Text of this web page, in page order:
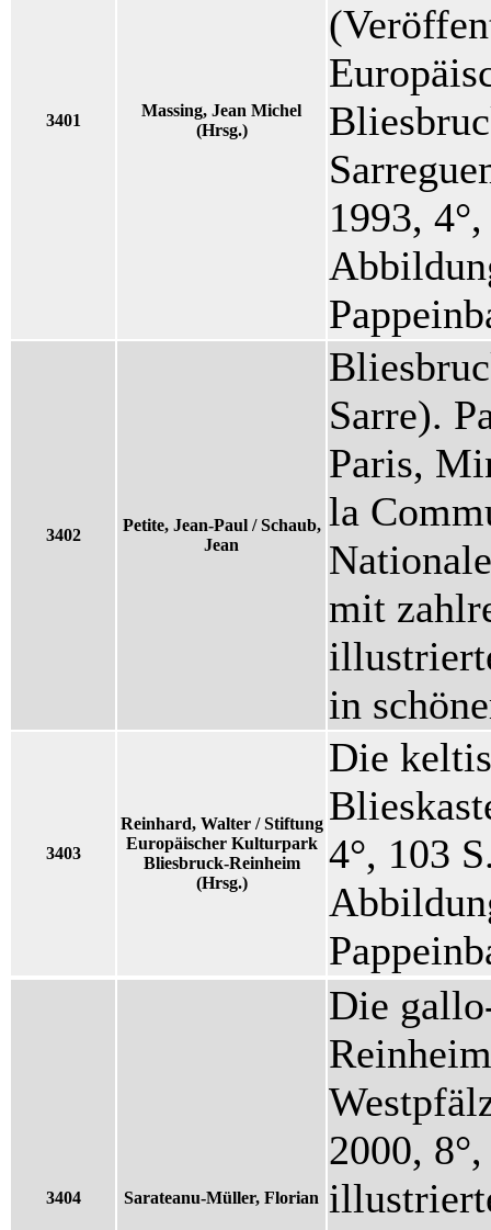
3401
Massing, Jean Michel
(Hrsg.)
1993,
3402
Petite, Jean-Paul / Schaub,
Jean
Sarre).
Paris,
la
mit
in
3403
Reinhard, Walter / Stiftung
Europäischer Kulturpark
Bliesbruck-Reinheim
(Hrsg.)
Die
4°, 103
3404 Sarateanu-Müller, Florian
Die
2000,